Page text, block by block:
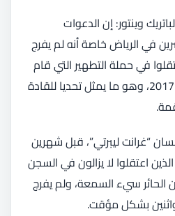
وينتور: إن الدعوات
في الرياض خاصة أنه لم يفرج
شخصا اعتقلوا في حملة التطهير التي قام
بها محمد بن سلمان عام 2017، وهو ما يمثل تحديا للقادة
“غرانت ليبرتي”، قبل شهرين
القمة إن 63 من الذين اعتقلوا لا يزالون في السجن
سجن الحائر سيء السمعة، ولم يفرج
بشكل مؤقت.